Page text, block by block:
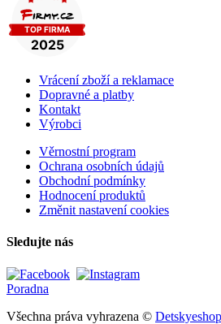
Vrácení zboží a reklamace
Dopravné a platby
Kontakt
Výrobci
Věrnostní program
Ochrana osobních údajů
Obchodní podmínky
Hodnocení produktů
Změnit nastavení cookies
Sledujte nás
Poradna
Všechna práva vyhrazena ©